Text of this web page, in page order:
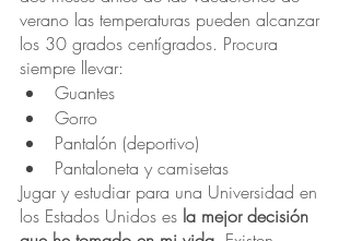
verano las temperaturas pueden alcanzar
los 30 grados centígrados. Procura
siempre llevar:
Guantes
Gorro
Pantalón (deportivo)
Pantaloneta y camisetas
Jugar y estudiar para una Universidad en
los Estados Unidos es la mejor decisión